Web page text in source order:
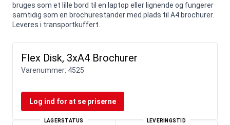
bruges som et lille bord til en laptop eller lignende og fungerer
samtidig som en brochurestander med plads til A4 brochurer.
Leveres i transportkuffert.
Flex Disk, 3xA4 Brochurer
Varenummer: 4525
Log ind for at se priserne
LAGERSTATUS LEVERINGSTID